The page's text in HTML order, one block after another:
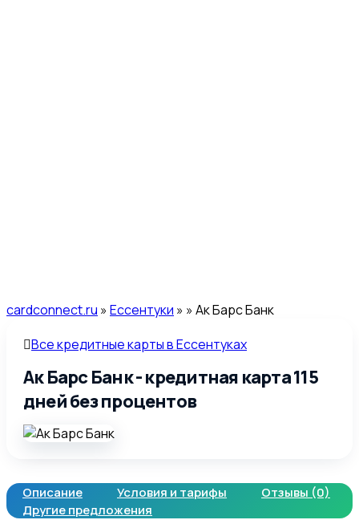
cardconnect.ru »Ессентуки » » Ак Барс Банк
Все кредитные карты в Ессентуках
Ак Барс Банк - кредитная карта 115
дней без процентов
Описание Условия и тарифы
Отзывы (0)
Другие предложения